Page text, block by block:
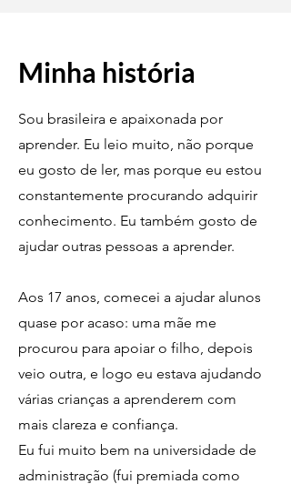
Minha história
Sou brasileira e apaixonada por
aprender. Eu leio muito, não porque
eu gosto de ler, mas porque eu estou
constantemente procurando adquirir
conhecimento. Eu também gosto de
ajudar outras pessoas a aprender.
Aos 17 anos, comecei a ajudar alunos
quase por acaso: uma mãe me
procurou para apoiar o filho, depois
veio outra, e logo eu estava ajudando
várias crianças a aprenderem com
mais clareza e confiança.
Eu fui muito bem na universidade de
administração (fui premiada como